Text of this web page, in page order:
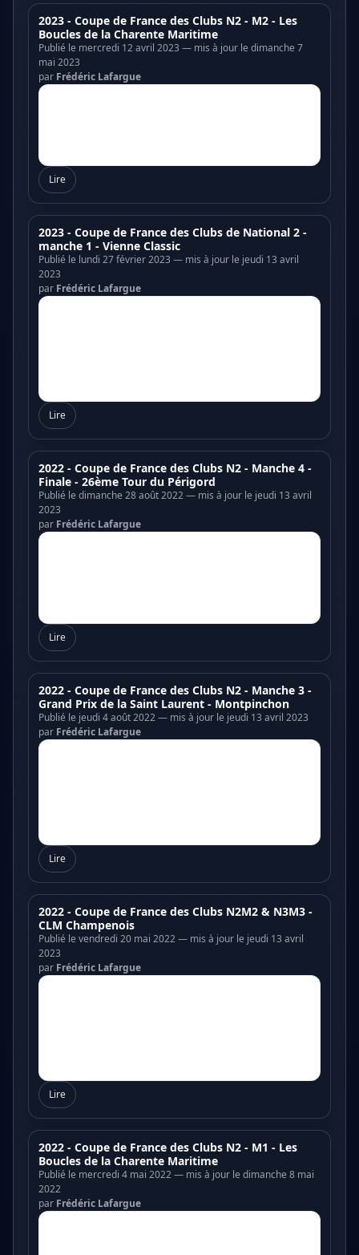
2023 - Coupe de France des Clubs N2 - M2 - Les
Boucles de la Charente Maritime
Publié le mercredi 12 avril 2023 — mis à jour le dimanche 7
mai 2023
par Frédéric Lafargue
Lire
2023 - Coupe de France des Clubs de National 2 -
manche 1 - Vienne Classic
Publié le lundi 27 février 2023 — mis à jour le jeudi 13 avril
2023
par Frédéric Lafargue
Lire
2022 - Coupe de France des Clubs N2 - Manche 4 -
Finale - 26ème Tour du Périgord
Publié le dimanche 28 août 2022 — mis à jour le jeudi 13 avril
2023
par Frédéric Lafargue
Lire
2022 - Coupe de France des Clubs N2 - Manche 3 -
Grand Prix de la Saint Laurent - Montpinchon
Publié le jeudi 4 août 2022 — mis à jour le jeudi 13 avril 2023
par Frédéric Lafargue
Lire
2022 - Coupe de France des Clubs N2M2 & N3M3 -
CLM Champenois
Publié le vendredi 20 mai 2022 — mis à jour le jeudi 13 avril
2023
par Frédéric Lafargue
Lire
2022 - Coupe de France des Clubs N2 - M1 - Les
Boucles de la Charente Maritime
Publié le mercredi 4 mai 2022 — mis à jour le dimanche 8 mai
2022
par Frédéric Lafargue